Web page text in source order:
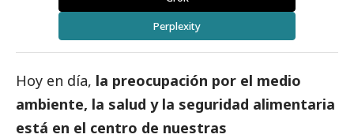
Perplexity
Hoy en día, la preocupación por el medio
ambiente, la salud y la seguridad alimentaria
está en el centro de nuestras